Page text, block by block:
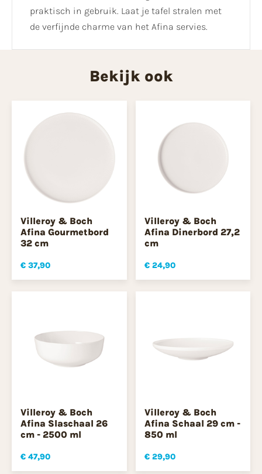
praktisch in gebruik. Laat je tafel stralen met
de verfijnde charme van het Afina servies.
Bekijk ook
Villeroy & Boch
Afina Gourmetbord
32 cm
€ 37,90
Villeroy & Boch
Afina Dinerbord 27,2
cm
€ 24,90
Villeroy & Boch
Afina Slaschaal 26
cm - 2500 ml
€ 47,90
Villeroy & Boch
Afina Schaal 29 cm -
850 ml
€ 29,90